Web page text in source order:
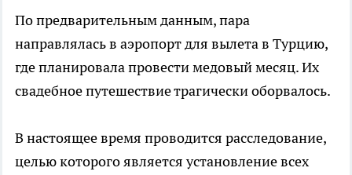
По предварительным данным, пара
направлялась в аэропорт для вылета в Турцию,
где планировала провести медовый месяц. Их
свадебное путешествие трагически оборвалось.
В настоящее время проводится расследование,
целью которого является установление всех